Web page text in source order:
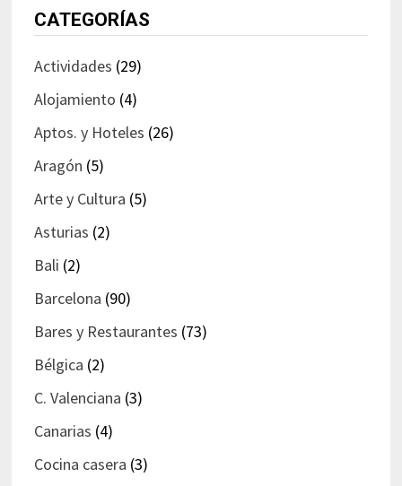
CATEGORÍAS
Actividades (29)
Alojamiento (4)
Aptos. y Hoteles (26)
Aragón (5)
Arte y Cultura (5)
Asturias (2)
Bali (2)
Barcelona (90)
Bares y Restaurantes (73)
Bélgica (2)
C. Valenciana (3)
Canarias (4)
Cocina casera (3)